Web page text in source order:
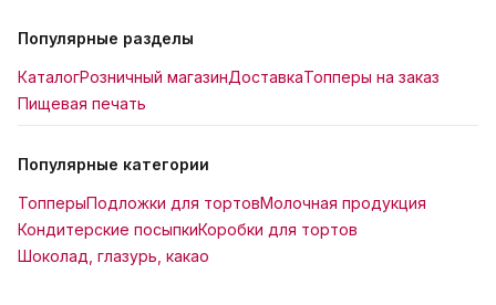
Популярные разделы
КаталогРозничный магазинДоставкаТопперы на заказ
Пищевая печать
Популярные категории
ТопперыПодложки для тортовМолочная продукция
Кондитерские посыпкиКоробки для тортов
Шоколад, глазурь, какао